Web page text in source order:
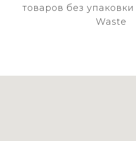
товаров без
Waste